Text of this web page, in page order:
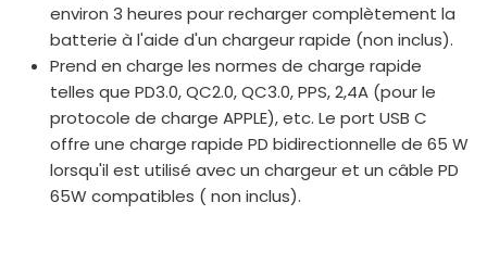
environ 3 heures pour recharger complètement la
batterie à l'aide d'un chargeur rapide (non inclus).
Prend en charge les normes de charge rapide
telles que PD3.0, QC2.0, QC3.0, PPS, 2,4A (pour le
protocole de charge APPLE), etc. Le port USB C
offre une charge rapide PD bidirectionnelle de 65 W
lorsqu'il est utilisé avec un chargeur et un câble PD
65W compatibles ( non inclus).